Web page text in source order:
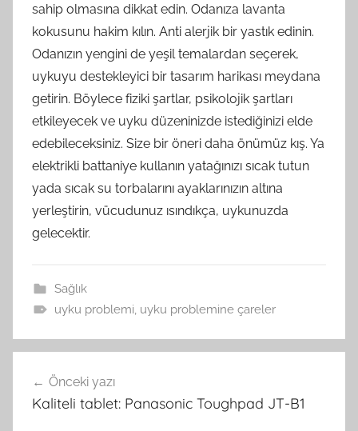
sahip olmasına dikkat edin. Odanıza lavanta
kokusunu hakim kılın. Anti alerjik bir yastık edinin.
Odanızın yengini de yeşil temalardan seçerek,
uykuyu destekleyici bir tasarım harikası meydana
getirin. Böylece fiziki şartlar, psikolojik şartları
etkileyecek ve uyku düzeninizde istediğinizi elde
edebileceksiniz. Size bir öneri daha önümüz kış. Ya
elektrikli battaniye kullanın yatağınızı sıcak tutun
yada sıcak su torbalarını ayaklarınızın altına
yerleştirin, vücudunuz ısındıkça, uykunuzda
gelecektir.
Sağlık
uyku problemi, uyku problemine çareler
gezinmesi
Önceki yazı
Kaliteli tablet: Panasonic Toughpad JT-B1